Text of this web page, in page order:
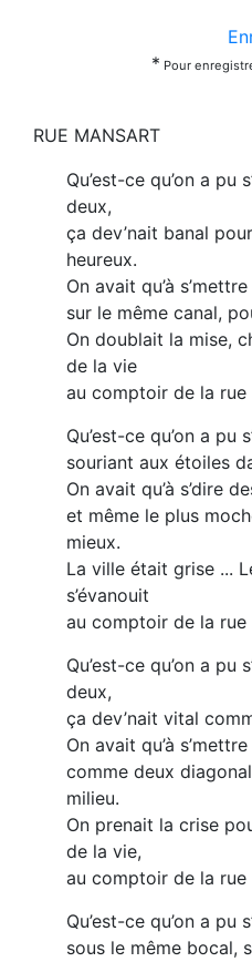
* Pour
RUE MANSART
Qu’est-ce qu’on a pu
deux,
ça dev’nait banal
heureux.
On avait qu’à
sur le même canal,
On doublait la mise,
de la vie
au comptoir de la rue
Qu’est-ce qu’on a pu
souriant aux étoiles
On avait qu’à s’dire
et même le plus
mieux.
La ville était grise ...
s’évanouit
au comptoir de la rue
Qu’est-ce qu’on a pu
deux,
ça dev’nait vital
On avait qu’à
comme deux
milieu.
On prenait la crise
de la vie,
au comptoir de la rue
Qu’est-ce qu’on a pu
sous le même bocal,